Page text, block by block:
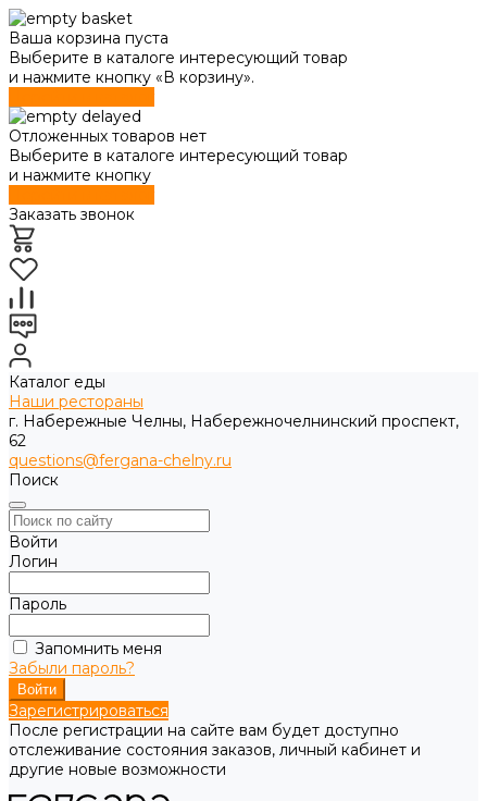
Ваша корзина пуста
Выберите в каталоге интересующий товар
и нажмите кнопку «В корзину».
Отложенных товаров нет
Выберите в каталоге интересующий товар
и нажмите кнопку
Заказать звонок
Каталог еды
Наши рестораны
г. Набережные Челны, Набережночелнинский проспект,
62
questions@fergana-chelny.ru
Поиск
Войти
Логин
Пароль
Запомнить меня
Забыли пароль?
Зарегистрироваться
После регистрации на сайте вам будет доступно
отслеживание состояния заказов, личный кабинет и
другие новые возможности